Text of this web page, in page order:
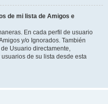
de mi lista de Amigos e
En cada perfil de usuario
y/o Ignorados. También
Usuario directamente,
de su lista desde esta